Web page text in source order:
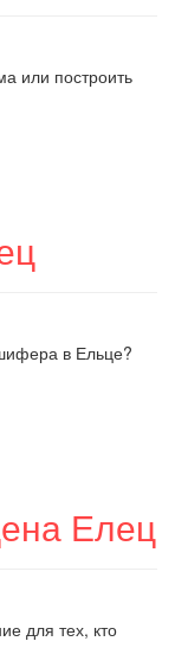
или построить
в Ельце?
Елец
для тех, кто